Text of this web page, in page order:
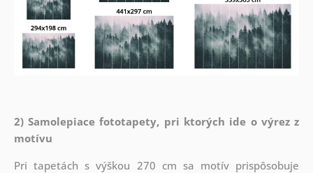
2) Samolepiace fototapety, pri ktorých ide o výrez z
motívu
Pri tapetách s výškou 270 cm sa motív prispôsobuje